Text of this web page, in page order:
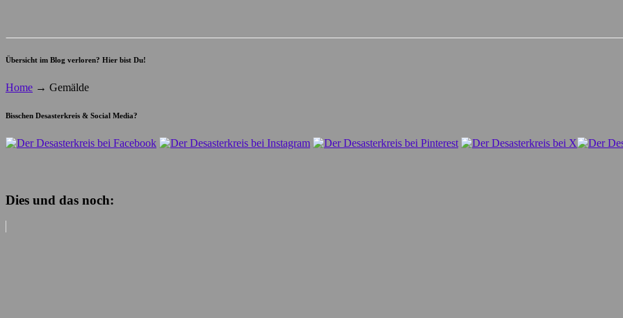
Übersicht im Blog verloren? Hier bist Du!
Home → Gemälde
Bisschen Desasterkreis & Social Media?
Dies und das noch: